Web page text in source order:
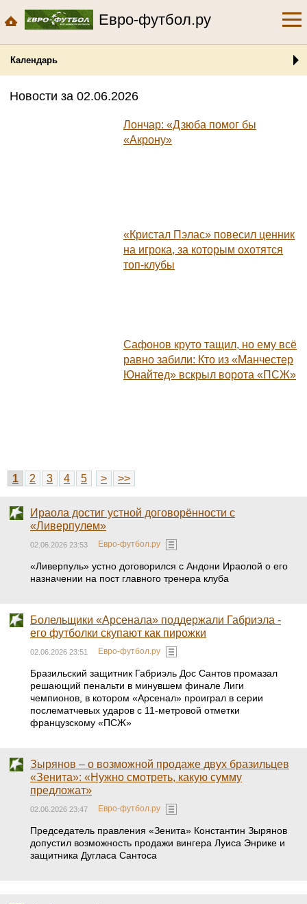
Евро-футбол.ру
Календарь
Новости за 02.06.2026
Лончар: «Дзюба помог бы
«Акрону»
«Кристал Пэлас» повесил ценник
на игрока, за которым охотятся
топ-клубы
Сафонов круто тащил, но ему всё
равно забили: Кто из «Манчестер
Юнайтед» вскрыл ворота «ПСЖ»
1 2 3 4 5 > >>
Ираола достиг устной договорённости с
«Ливерпулем»
02.06.2026 23:53 Евро-футбол.ру
«Ливерпуль» устно договорился с Андони Ираолой о его
назначении на пост главного тренера клуба
Болельщики «Арсенала» поддержали Габриэла -
его футболки скупают как пирожки
02.06.2026 23:51 Евро-футбол.ру
Бразильский защитник Габриэль Дос Сантов промазал
решающий пенальти в минувшем финале Лиги
чемпионов, в котором «Арсенал» проиграл в серии
послематчевых ударов с 11-метровой отметки
французскому «ПСЖ»
Зырянов – о возможной продаже двух бразильцев
«Зенита»: «Нужно смотреть, какую сумму
предложат»
02.06.2026 23:47 Евро-футбол.ру
Председатель правления «Зенита» Константин Зырянов
допустил возможность продажи вингера Луиса Энрике и
защитника Дугласа Сантоса